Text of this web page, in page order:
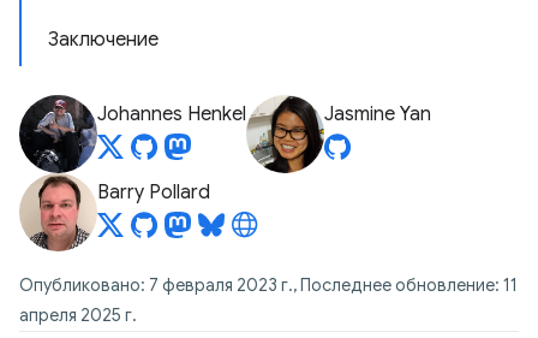
Заключение
Johannes Henkel Jasmine Yan
Barry Pollard
Опубликовано: 7 февраля 2023 г., Последнее обновление: 11
апреля 2025 г.